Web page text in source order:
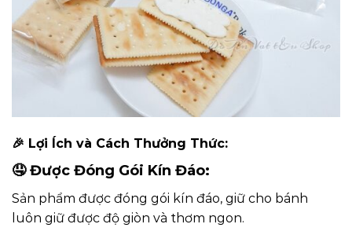
🎉 Lợi Ích và Cách Thưởng Thức:
🤤Được Đóng Gói Kín Đáo:
Sản phẩm được đóng gói kín đáo, giữ cho bánh
luôn giữ được độ giòn và thơm ngon.